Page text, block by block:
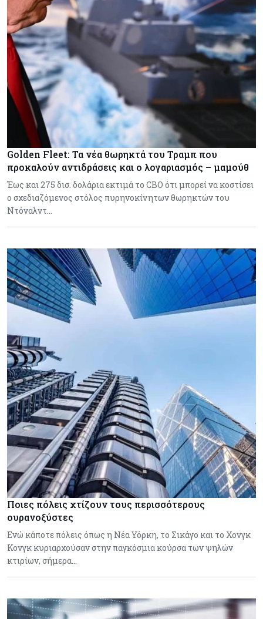
Golden Fleet: Τα νέα θωρηκτά του Τραμπ που
προκαλούν αντιδράσεις και ο λογαριασμός – μαμούθ
Έως και 275 δισ. δολάρια εκτιμά το CBO ότι μπορεί να κοστίσει
ο σχεδιαζόμενος στόλος πυρηνοκίνητων θωρηκτών του
Ντόναλντ…
Ποιες πόλεις χτίζουν τους περισσότερους
ουρανοξύστες
Ενώ κάποτε πόλεις όπως η Νέα Υόρκη, το Σικάγο και το Χονγκ
Κονγκ κυριαρχούσαν στην παγκόσμια κούρσα των ψηλών
κτιρίων, σήμερα…